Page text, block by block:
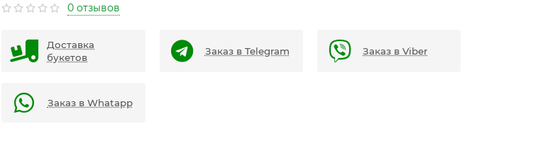
0 отзывов
Доставка
букетов
Заказ в Telegram Заказ в Viber
Заказ в Whatapp